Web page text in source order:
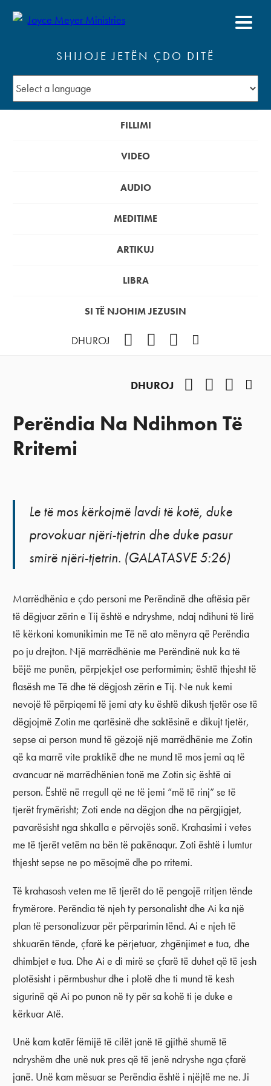
SHIJOJE JETËN ÇDO DITË
FILLIMI
VIDEO
AUDIO
MEDITIME
ARTIKUJ
LIBRA
SI TË NJOHIM JEZUSIN
DHUROJ Instagram
DHUROJ YouTube
Perëndia Na Ndihmon Të
Rritemi
Le të mos kërkojmë lavdi të kotë, duke
provokuar njëri-tjetrin dhe duke pasur
smirë njëri-tjetrin. (GALATASVE 5:26)
Marrëdhënia e çdo personi me Perëndinë dhe aftësia për
të dëgjuar zërin e Tij është e ndryshme, ndaj ndihuni të lirë
të kërkoni komunikimin me Të në ato mënyra që Perëndia
po ju drejton. Një marrëdhënie me Perëndinë nuk ka të
bëjë me punën, përpjekjet ose performimin; është thjesht të
flasësh me Të dhe të dëgjosh zërin e Tij. Ne nuk kemi
nevojë të përpiqemi të jemi aty ku është dikush tjetër ose të
dëgjojmë Zotin me qartësinë dhe saktësinë e dikujt tjetër,
sepse ai person mund të gëzojë një marrëdhënie me Zotin
që ka marrë vite praktikë dhe ne mund të mos jemi aq të
avancuar në marrëdhënien tonë me Zotin siç është ai
person. Është në rregull që ne të jemi “më të rinj” se të
tjerët frymërisht; Zoti ende na dëgjon dhe na përgjigjet,
pavarësisht nga shkalla e përvojës sonë. Krahasimi i vetes
me të tjerët vetëm na bën të pakënaqur. Zoti është i lumtur
thjesht sepse ne po mësojmë dhe po rritemi.
Të krahasosh veten me të tjerët do të pengojë rritjen tënde
frymërore. Perëndia të njeh ty personalisht dhe Ai ka një
plan të personalizuar për përparimin tënd. Ai e njeh të
shkuarën tënde, çfarë ke përjetuar, zhgënjimet e tua, dhe
dhimbjet e tua. Dhe Ai e di mirë se çfarë të duhet që të jesh
plotësisht i përmbushur dhe i plotë dhe ti mund të kesh
sigurinë që Ai po punon në ty për sa kohë ti je duke e
kërkuar Atë.
Unë kam katër fëmijë të cilët janë të gjithë shumë të
ndryshëm dhe unë nuk pres që të jenë ndryshe nga çfarë
janë. Unë kam mësuar se Perëndia është i njëjtë me ne. Ji